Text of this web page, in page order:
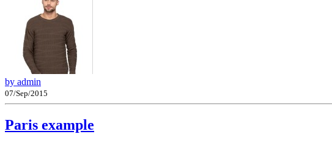
by admin
07/Sep/2015
Paris example